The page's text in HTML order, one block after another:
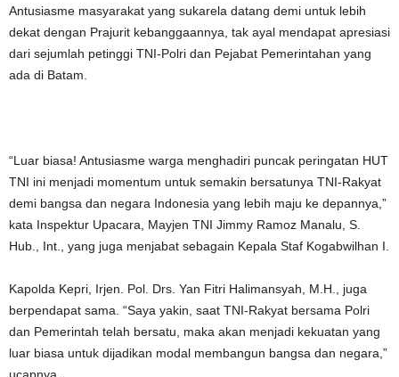
Antusiasme masyarakat yang sukarela datang demi untuk lebih
dekat dengan Prajurit kebanggaannya, tak ayal mendapat apresiasi
dari sejumlah petinggi TNI-Polri dan Pejabat Pemerintahan yang
ada di Batam.
“Luar biasa! Antusiasme warga menghadiri puncak peringatan HUT
TNI ini menjadi momentum untuk semakin bersatunya TNI-Rakyat
demi bangsa dan negara Indonesia yang lebih maju ke depannya,”
kata Inspektur Upacara, Mayjen TNI Jimmy Ramoz Manalu, S.
Hub., Int., yang juga menjabat sebagain Kepala Staf Kogabwilhan I.
Kapolda Kepri, Irjen. Pol. Drs. Yan Fitri Halimansyah, M.H., juga
berpendapat sama. “Saya yakin, saat TNI-Rakyat bersama Polri
dan Pemerintah telah bersatu, maka akan menjadi kekuatan yang
luar biasa untuk dijadikan modal membangun bangsa dan negara,”